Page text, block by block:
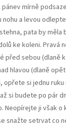
mírně
nohu a levou
pata by měla
ke koleni. Pravá
před sebou (dlaně
hlavou (dlaně
opřete si jednu
si budete po pár
Neopírejte ji však
snažte setrvat co